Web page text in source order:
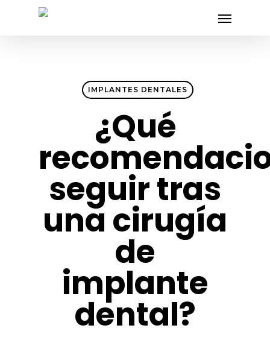
Menu
IMPLANTES DENTALES
¿Qué
seguir tras
una cirugía
de
implante
dental?